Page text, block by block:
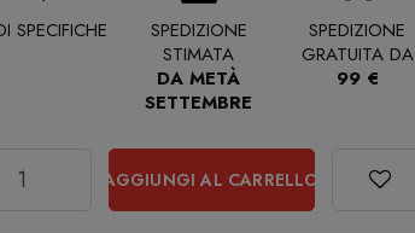
SPECIFICHE
SPEDIZIONE
STIMATA
DA METÀ
SETTEMBRE
SPEDIZIONE
GRATUITA DA
99 €
AGGIUNGI AL CARRELLO